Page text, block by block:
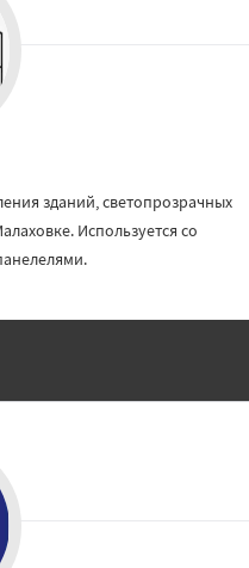
зданий, светопрозрачных
Используется со